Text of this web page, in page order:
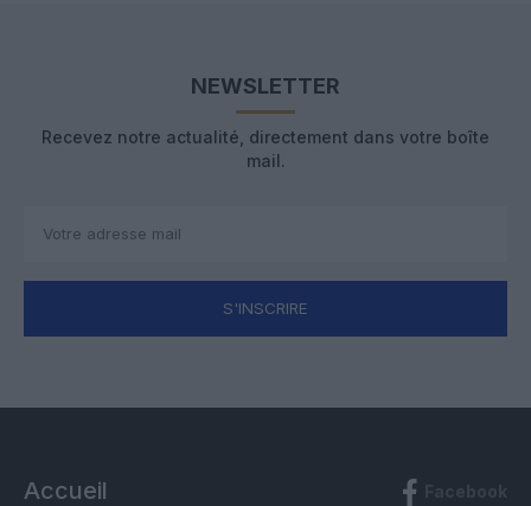
NEWSLETTER
Recevez notre actualité, directement dans votre boîte
mail.
S'INSCRIRE
Accueil